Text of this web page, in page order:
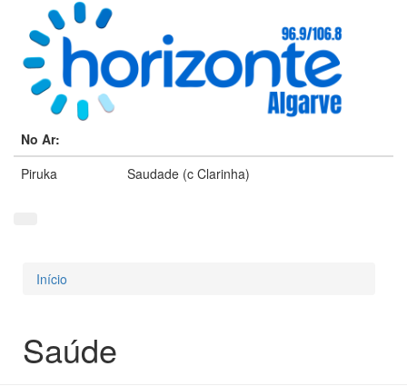
No Ar:
Piruka
Saudade (c Clarinha)
Está aqui
Início
Saúde